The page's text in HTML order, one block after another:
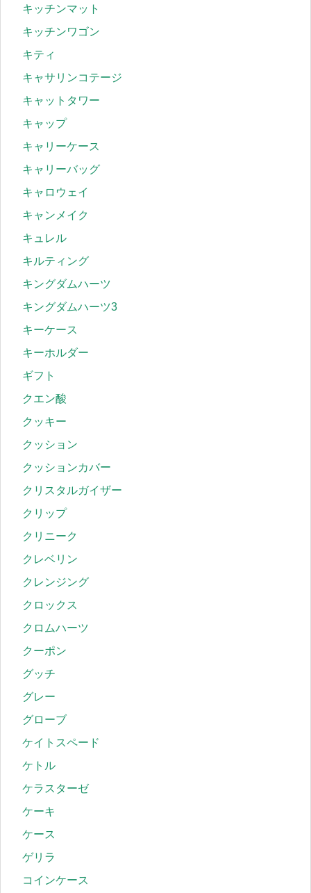
キッチンマット
キッチンワゴン
キティ
キャサリンコテージ
キャットタワー
キャップ
キャリーケース
キャリーバッグ
キャロウェイ
キャンメイク
キュレル
キルティング
キングダムハーツ
キングダムハーツ3
キーケース
キーホルダー
ギフト
クエン酸
クッキー
クッション
クッションカバー
クリスタルガイザー
クリップ
クリニーク
クレベリン
クレンジング
クロックス
クロムハーツ
クーポン
グッチ
グレー
グローブ
ケイトスペード
ケトル
ケラスターゼ
ケーキ
ケース
ゲリラ
コインケース